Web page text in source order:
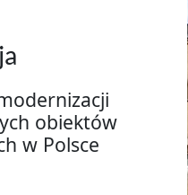
obiektów
w Polsce
w Łodzi
fotografie oraz
miasta,